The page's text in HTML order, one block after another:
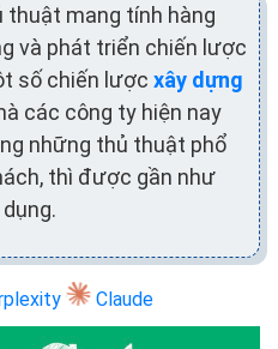
thuật mang tính hàng
và phát triển chiến lược
số chiến lược xây dựng
các công ty hiện nay
những thủ thuật phổ
thì được gần như
Claude